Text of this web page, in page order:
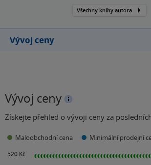
Všechny knihy autora
Vývoj ceny
Vývoj ceny
Získejte přehled o vývoji ceny za
Maloobchodní cena Minimální prodejní